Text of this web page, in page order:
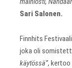
Sari Salonen.
Finnhits
joka oli
käytössä”, kertoo